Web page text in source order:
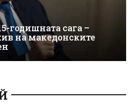
годишната сага –
на македонските